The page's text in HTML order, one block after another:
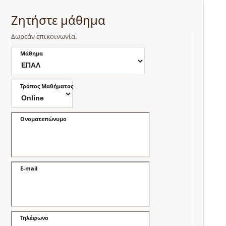
Ζητήστε μάθημα
Δωρεάν επικοινωνία.
Μάθημα
Τρόπος Μαθήματος
Ονοματεπώνυμο
E-mail
Τηλέφωνο